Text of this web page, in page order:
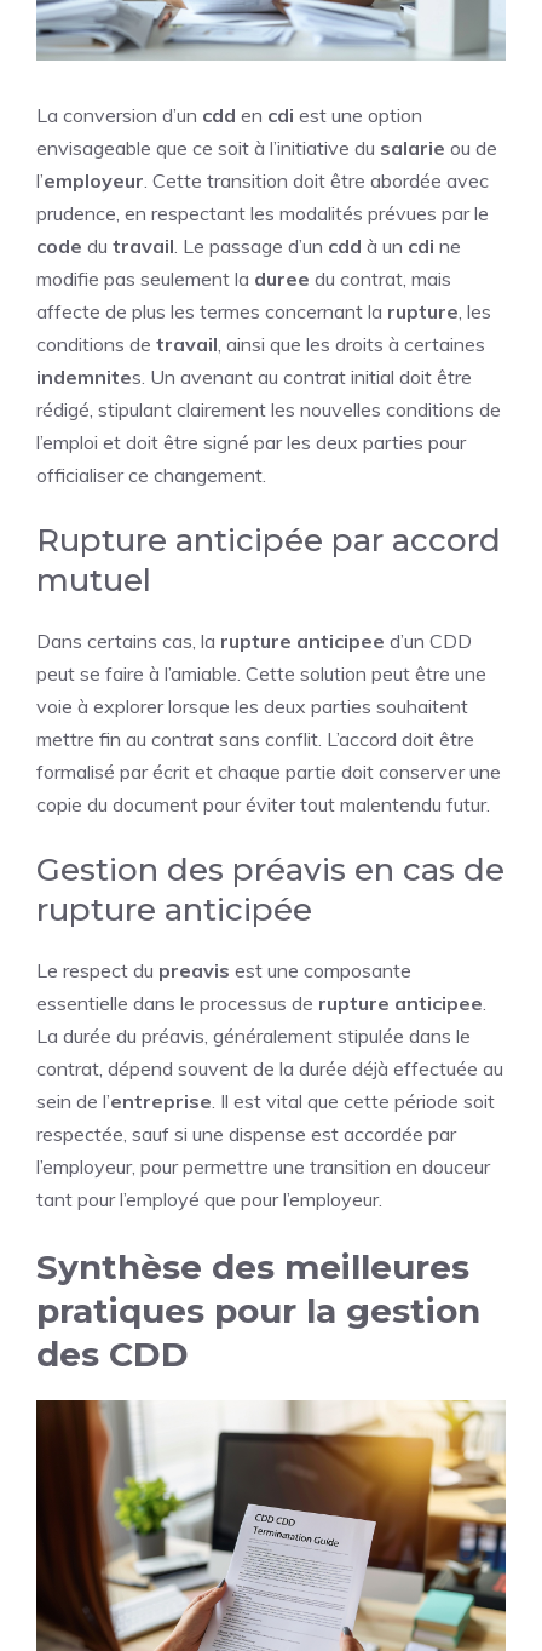
La conversion d’un cdd en cdi est une option
envisageable que ce soit à l’initiative du salarie ou de
l’employeur. Cette transition doit être abordée avec
prudence, en respectant les modalités prévues par le
code du travail. Le passage d’un cdd à un cdi ne
modifie pas seulement la duree du contrat, mais
affecte de plus les termes concernant la rupture, les
conditions de travail, ainsi que les droits à certaines
indemnites. Un avenant au contrat initial doit être
rédigé, stipulant clairement les nouvelles conditions de
l’emploi et doit être signé par les deux parties pour
officialiser ce changement.
Rupture anticipée par accord
mutuel
Dans certains cas, la rupture anticipee d’un CDD
peut se faire à l’amiable. Cette solution peut être une
voie à explorer lorsque les deux parties souhaitent
mettre fin au contrat sans conflit. L’accord doit être
formalisé par écrit et chaque partie doit conserver une
copie du document pour éviter tout malentendu futur.
Gestion des préavis en cas de
rupture anticipée
Le respect du preavis est une composante
essentielle dans le processus de rupture anticipee.
La durée du préavis, généralement stipulée dans le
contrat, dépend souvent de la durée déjà effectuée au
sein de l’entreprise. Il est vital que cette période soit
respectée, sauf si une dispense est accordée par
l’employeur, pour permettre une transition en douceur
tant pour l’employé que pour l’employeur.
Synthèse des meilleures
pratiques pour la gestion
des CDD